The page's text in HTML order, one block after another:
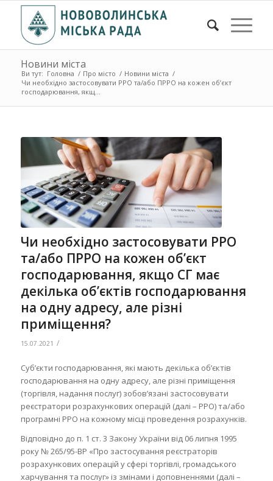
Новини міста
Ви тут: Головна / Про місто / Новини міста /
Чи необхідно застосовувати РРО та/або ПРРО на кожен об’єкт
господарювання, якщ...
Чи необхідно застосовувати РРО
та/або ПРРО на кожен об’єкт
господарювання, якщо СГ має
декілька об’єктів господарювання
на одну адресу, але різні
приміщення?
15.07.2021 /
Суб’єкти господарювання, які мають декілька об’єктів
господарювання на одну адресу, але різні приміщення
(торгівля, надання послуг) зобов’язані застосовувати
реєстратори розрахункових операцій (далі – РРО) та/або
програмні РРО на кожному місці проведення розрахунків.
Відповідно до п. 1 ст. 3 Закону України від 06 липня 1995
року № 265/95-ВР «Про застосування реєстраторів
розрахункових операцій у сфері торгівлі, громадського
харчування та послуг» із змінами і доповненнями (далі –